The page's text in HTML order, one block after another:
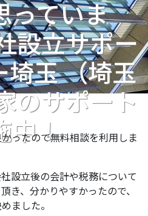
っていま
設立サポー
玉 （埼玉
のサポート
中！
ったので無料相談を利用しま
設立後の会計や税務について
き、分かりやすかったので、
ました。